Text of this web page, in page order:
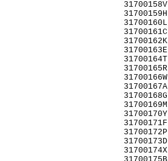
31700158V
31700159H
31700160L
31700161C
31700162K
31700163E
31700164T
31700165R
31700166W
31700167A
31700168G
31700169M
31700170Y
31700171F
31700172P
31700173D
31700174X